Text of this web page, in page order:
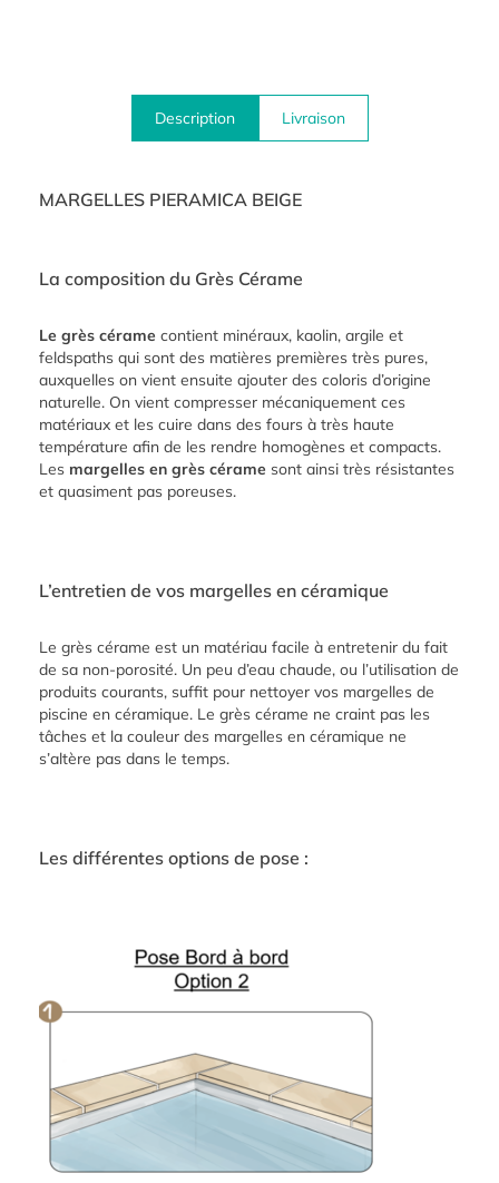
Description Livraison
MARGELLES PIERAMICA BEIGE
La composition du Grès Cérame
Le grès cérame contient minéraux, kaolin, argile et
feldspaths qui sont des matières premières très pures,
auxquelles on vient ensuite ajouter des coloris d’origine
naturelle. On vient compresser mécaniquement ces
matériaux et les cuire dans des fours à très haute
température afin de les rendre homogènes et compacts.
Les margelles en grès cérame sont ainsi très résistantes
et quasiment pas poreuses.
L’entretien de vos margelles en céramique
Le grès cérame est un matériau facile à entretenir du fait
de sa non-porosité. Un peu d’eau chaude, ou l’utilisation de
produits courants, suffit pour nettoyer vos margelles de
piscine en céramique. Le grès cérame ne craint pas les
tâches et la couleur des margelles en céramique ne
s’altère pas dans le temps.
Les différentes options de pose :